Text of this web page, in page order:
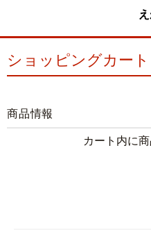
ショッピングカート
商品情報
カート内に